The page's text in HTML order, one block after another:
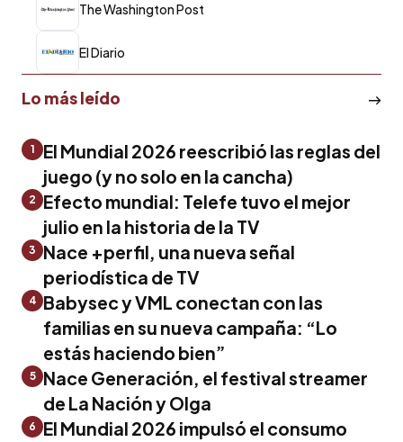
The Washington Post
El Diario
Lo más leído
1
El Mundial 2026 reescribió las reglas del
juego (y no solo en la cancha)
2
Efecto mundial: Telefe tuvo el mejor
julio en la historia de la TV
3
Nace +perfil, una nueva señal
periodística de TV
4 Babysec y VML conectan con las
familias en su nueva campaña: “Lo
estás haciendo bien”
5
Nace Generación, el festival streamer
de La Nación y Olga
6
El Mundial 2026 impulsó el consumo